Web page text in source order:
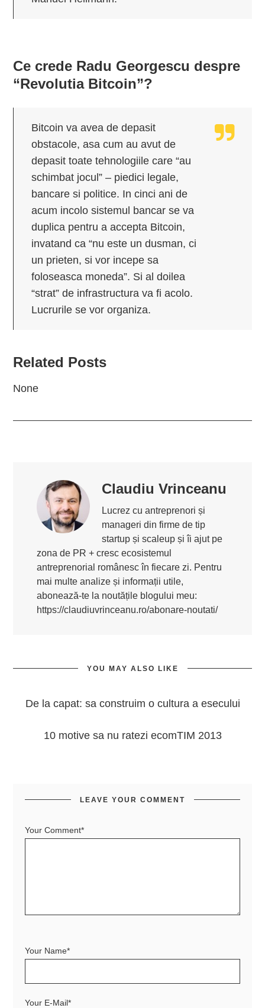
Ce crede Radu Georgescu despre
“Revolutia Bitcoin”?
Bitcoin va avea de depasit
obstacole, asa cum au avut de
depasit toate tehnologiile care “au
schimbat jocul” – piedici legale,
bancare si politice. In cinci ani de
acum incolo sistemul bancar se va
duplica pentru a accepta Bitcoin,
invatand ca “nu este un dusman, ci
un prieten, si vor incepe sa
foloseasca moneda”. Si al doilea
“strat” de infrastructura va fi acolo.
Lucrurile se vor organiza.
Related Posts
None
Claudiu Vrinceanu
Lucrez cu antreprenori și
manageri din firme de tip
startup și scaleup și îi ajut pe
zona de PR + cresc ecosistemul
antreprenorial românesc în fiecare zi. Pentru
mai multe analize și informații utile,
abonează-te la noutățile blogului meu:
https://claudiuvrinceanu.ro/abonare-noutati/
YOU MAY ALSO LIKE
De la capat: sa construim o cultura a esecului
10 motive sa nu ratezi ecomTIM 2013
LEAVE YOUR COMMENT
Your Comment*
Your Name*
Your E-Mail*